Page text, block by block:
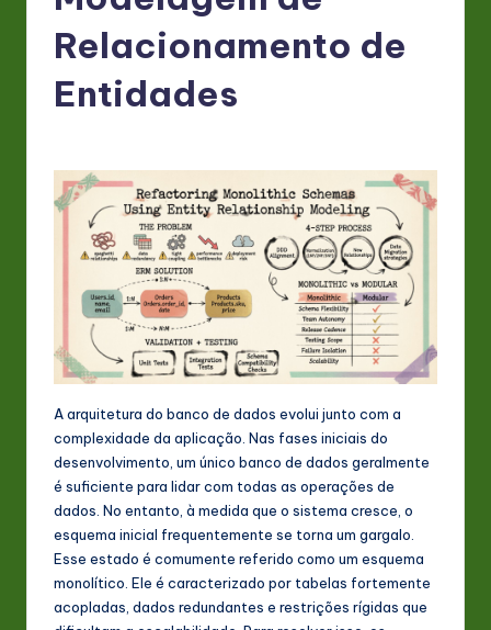
rt
L
in
A
Relacionamento de
Entidades
A arquitetura do banco de dados evolui junto com a
complexidade da aplicação. Nas fases iniciais do
desenvolvimento, um único banco de dados geralmente
é suficiente para lidar com todas as operações de
dados. No entanto, à medida que o sistema cresce, o
esquema inicial frequentemente se torna um gargalo.
Esse estado é comumente referido como um esquema
monolítico. Ele é caracterizado por tabelas fortemente
acopladas, dados redundantes e restrições rígidas que